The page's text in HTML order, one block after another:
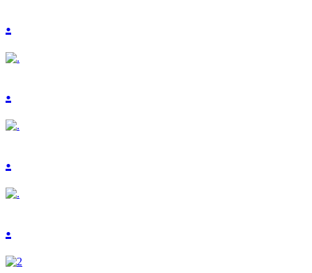
.
.
.
.